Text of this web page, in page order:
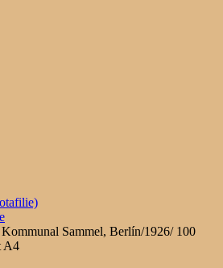
Sammel, Berlín/1926/ 100
A4